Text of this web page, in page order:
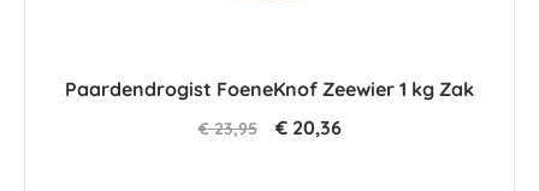
Paardendrogist FoeneKnof Zeewier 1 kg Zak
€ 23,95 € 20,36